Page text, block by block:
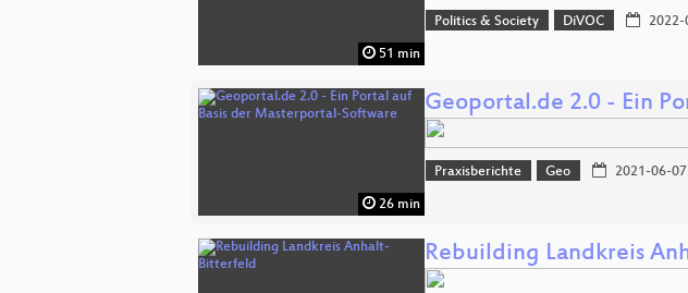
51 min
Politics & Society DiVOC 2022-
26 min
Geoportal.de 2.0 - Ein
Praxisberichte Geo 2021-06-07
Rebuilding Landkreis